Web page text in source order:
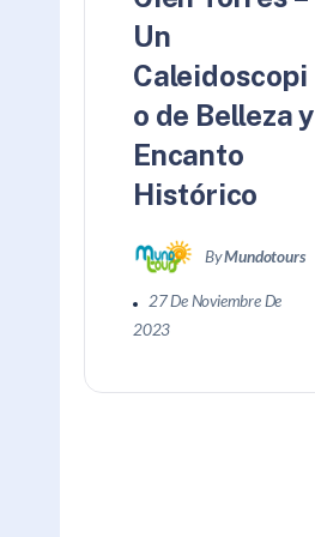
Un
Caleidoscopi
o de Belleza y
Encanto
Histórico
ByMundotours
27 De Noviembre De
2023